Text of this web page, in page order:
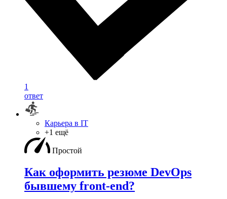
1
ответ
Карьера в IT
+1 ещё
Простой
Как оформить резюме DevOps
бывшему front-end?